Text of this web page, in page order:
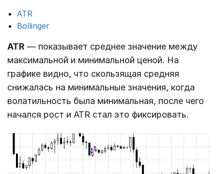
ATR
Bollinger
ATR — показывает среднее значение между
максимальной и минимальной ценой. На
графике видно, что скользящая средняя
снижалась на минимальные значения, когда
волатильность была минимальная, после чего
начался рост и ATR стал это фиксировать.